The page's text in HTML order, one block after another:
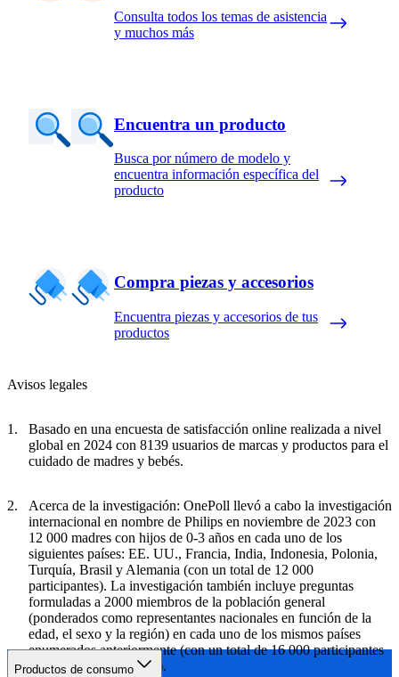
Consulta todos los temas de asistencia
y muchos más
Encuentra un producto
Busca por número de modelo y
encuentra información específica del
producto
Compra piezas y accesorios
Encuentra piezas y accesorios de tus
productos
Avisos legales
Basado en una encuesta de satisfacción online realizada a nivel
global en 2024 con 8139 usuarios de marcas y productos para el
cuidado de madres y bebés.
Acerca de la investigación: OnePoll llevó a cabo la investigación
internacional en nombre de Philips en noviembre de 2023 con
12 000 madres con hijos de 0-3 años en cada uno de los
siguientes países: EE. UU., Francia, India, Indonesia, Polonia,
Turquía, Brasil y Alemania (con un total de 12 000
participantes). La investigación también incluye preguntas
formuladas a 2000 miembros de la población general
(ponderados como representantes nacionales en función de la
edad, el sexo y la región) en cada uno de los mismos países
enumerados anteriormente (con un total de 16 000 participantes
de la población general).
Productos de consumo